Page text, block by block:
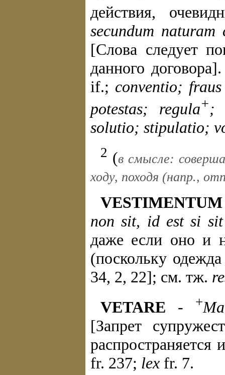
действия,
secundum
[Слова следует
данного
if.; conventio; fraus
potestas; regula+;
solutio; stipulatio;
2 (в смысле:
ходу, походя (напр.,
VESTIMENTUM
non sit, id est si sit
даже если оно и
(поскольку
34, 2, 22]; см. тж.
VETARE - +
[Запрет
fr. 237; lex fr. 7.